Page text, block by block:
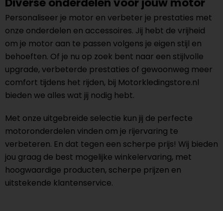
Personaliseer je motor en verbeter je prestaties met
onze onderdelen en accessoires. Jij hebt de vrijheid
om je motor aan te passen volgens je eigen stijl en
behoeften. Of je nu op zoek bent naar een stijlvolle
upgrade, verbeterde prestaties of gewoonweg meer
comfort tijdens het rijden, bij Motorkledingstore.nl
bieden we alles wat jij nodig hebt.
Met onze uitgebreide selectie kun jij de perfecte
motoronderdelen vinden om je rijervaring te
verbeteren. En dat tegen een scherpe prijs! Wij bieden
jou graag de best mogelijke winkelervaring, met
hoogwaardige producten, scherpe prijzen en
uitstekende klantenservice.